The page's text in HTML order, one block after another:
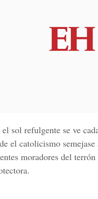
sol refulgente se ve
el catolicismo
moradores del